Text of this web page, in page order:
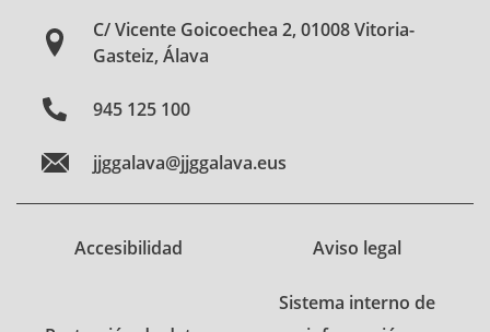
C/ Vicente Goicoechea 2, 01008 Vitoria-
Gasteiz, Álava
945 125 100
jjggalava@jjggalava.eus
Accesibilidad Aviso legal
Sistema interno de